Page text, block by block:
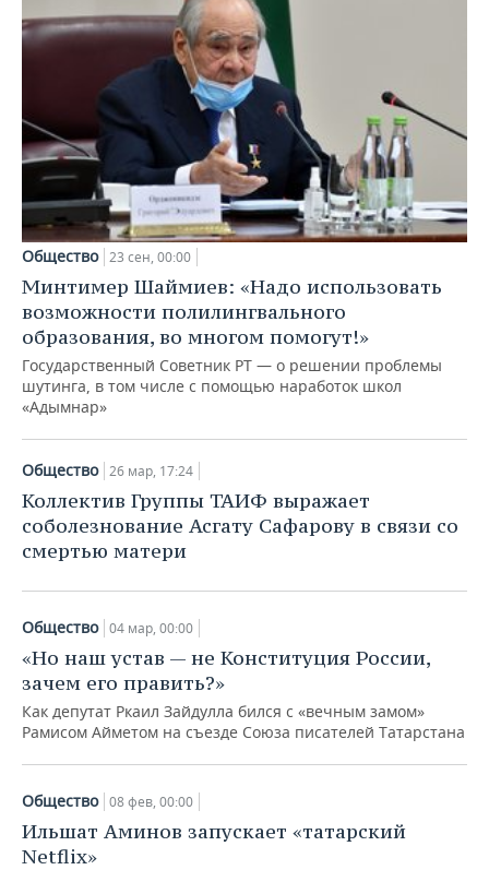
Общество 23 сен, 00:00
Минтимер Шаймиев: «Надо использовать
возможности полилингвального
образования, во многом помогут!»
Государственный Советник РТ — о решении проблемы
шутинга, в том числе с помощью наработок школ
«Адымнар»
Общество 26 мар, 17:24
Коллектив Группы ТАИФ выражает
соболезнование Асгату Сафарову в связи со
смертью матери
Общество 04 мар, 00:00
«Но наш устав — не Конституция России,
зачем его править?»
Как депутат Ркаил Зайдулла бился с «вечным замом»
Рамисом Айметом на съезде Союза писателей Татарстана
Общество 08 фев, 00:00
Ильшат Аминов запускает «татарский
Netflix»